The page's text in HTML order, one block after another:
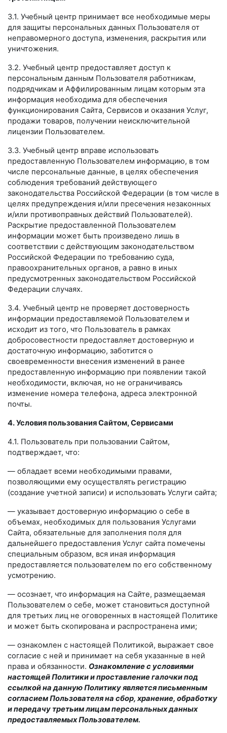
3.1. Учебный центр принимает все необходимые меры
для защиты персональных данных Пользователя от
неправомерного доступа, изменения, раскрытия или
уничтожения.
3.2. Учебный центр предоставляет доступ к
персональным данным Пользователя работникам,
подрядчикам и Аффилированным лицам которым эта
информация необходима для обеспечения
функционирования Сайта, Сервисов и оказания Услуг,
продажи товаров, получении неисключительной
лицензии Пользователем.
3.3. Учебный центр вправе использовать
предоставленную Пользователем информацию, в том
числе персональные данные, в целях обеспечения
соблюдения требований действующего
законодательства Российской Федерации (в том числе в
целях предупреждения и/или пресечения незаконных
и/или противоправных действий Пользователей).
Раскрытие предоставленной Пользователем
информации может быть произведено лишь в
соответствии с действующим законодательством
Российской Федерации по требованию суда,
правоохранительных органов, а равно в иных
предусмотренных законодательством Российской
Федерации случаях.
3.4. Учебный центр не проверяет достоверность
информации предоставляемой Пользователем и
исходит из того, что Пользователь в рамках
добросовестности предоставляет достоверную и
достаточную информацию, заботится о
своевременности внесения изменений в ранее
предоставленную информацию при появлении такой
необходимости, включая, но не ограничиваясь
изменение номера телефона, адреса электронной
почты.
4. Условия пользования Сайтом, Сервисами
4.1. Пользователь при пользовании Сайтом,
подтверждает, что:
— обладает всеми необходимыми правами,
позволяющими ему осуществлять регистрацию
(создание учетной записи) и использовать Услуги сайта;
— указывает достоверную информацию о себе в
объемах, необходимых для пользования Услугами
Сайта, обязательные для заполнения поля для
дальнейшего предоставления Услуг сайта помечены
специальным образом, вся иная информация
предоставляется пользователем по его собственному
усмотрению.
— осознает, что информация на Сайте, размещаемая
Пользователем о себе, может становиться доступной
для третьих лиц не оговоренных в настоящей Политике
и может быть скопирована и распространена ими;
— ознакомлен с настоящей Политикой, выражает свое
согласие с ней и принимает на себя указанные в ней
права и обязанности. Ознакомление с условиями
настоящей Политики и проставление галочки под
ссылкой на данную Политику является письменным
согласием Пользователя на сбор, хранение, обработку
и передачу третьим лицам персональных данных
предоставляемых Пользователем.